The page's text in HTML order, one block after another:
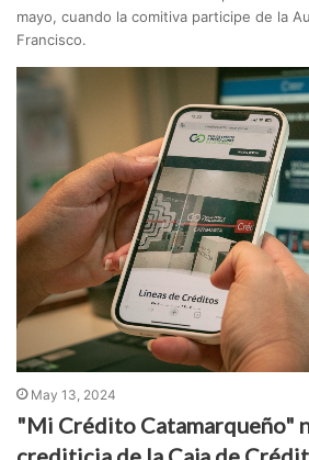
mayo, cuando la comitiva participe de la
Francisco.
May 13, 2024
"Mi Crédito Catamarqueño"